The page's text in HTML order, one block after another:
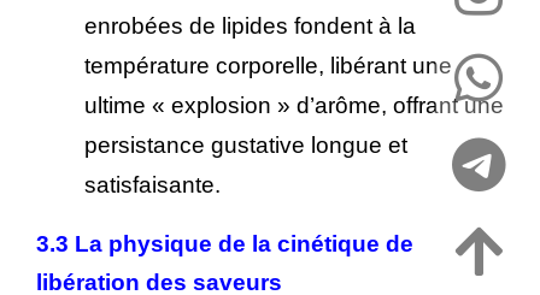
enrobées de lipides fondent à la
température corporelle, libérant une
ultime « explosion » d’arôme, offrant une
persistance gustative longue et
satisfaisante.
3.3 La physique de la cinétique de
libération des saveurs